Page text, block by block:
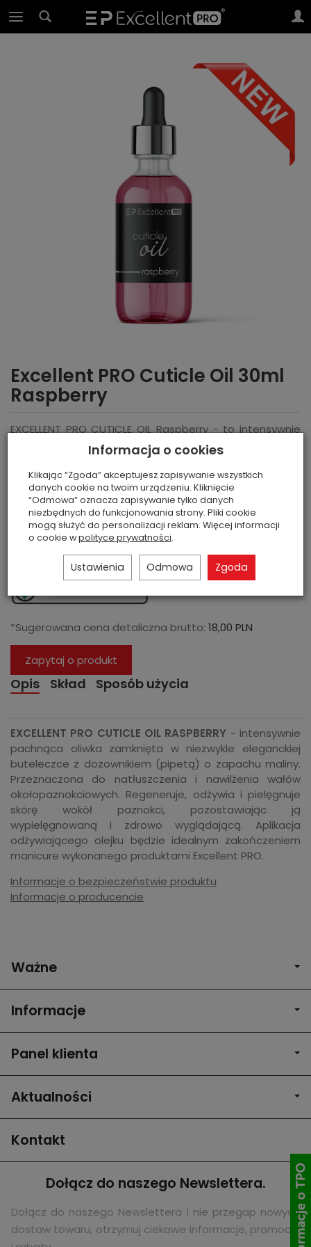
Excellent PRO Cuticle Oil 30ml
Raspberry
EXCELLENT PRO CUTICLE OIL Raspberry - to intensywnie
pachnąca oliwka zamknięta w niezwykle eleganckiej
buteleczce z pipetą o pojemności 30ml.
Kod:5903900449151
GTIN (EAN-13): 5903900449151
Dostępność:
Jest(140szt)
Zapytaj o cenę
*Sugerowana cena detaliczna brutto: 18,00 PLN
Zapytaj o produkt
Opis Skład Sposób użycia
EXCELLENT PRO CUTICLE OIL RASPBERRY - intensywnie
pachnąca oliwka zamknięta w niezwykle eleganckiej
buteleczce z dozownikiem (pipetą) o zapachu maliny.
Przeznaczona do natłuszczenia i nawilżenia wałów
okołopaznokciowych. Regeneruje, odżywia i pielęgnuje
skórę wokół paznokci, pozostawiając ją
wypielęgnowaną i zdrowo wyglądającą. Aplikacja
odżywiającego olejku będzie idealnym zakończeniem
manicure wykonanego produktami Excellent PRO.
Informacje o bezpieczeństwie produktu
Informacje o producencie
Ważne
Informacje
Panel klienta
Aktualności
Kontakt
Dołącz do naszego Newslettera.
Dołącz do naszego Newslettera i nie przegap nowych
dostaw towaru, otrzymuj ciekawe informacje, promocje
Informacja o cookies
Klikając “Zgoda” akceptujesz zapisywanie wszystkich
danych cookie na twoim urządzeniu. Kliknięcie
“Odmowa” oznacza zapisywanie tylko danych
niezbędnych do funkcjonowania strony. Pliki cookie
mogą służyć do personalizacji reklam. Więcej informacji
o cookie wpolityce prywatności.
Ustawienia Odmowa Zgoda